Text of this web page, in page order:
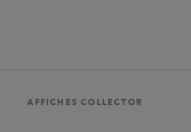
AFFICHES COLLECTOR